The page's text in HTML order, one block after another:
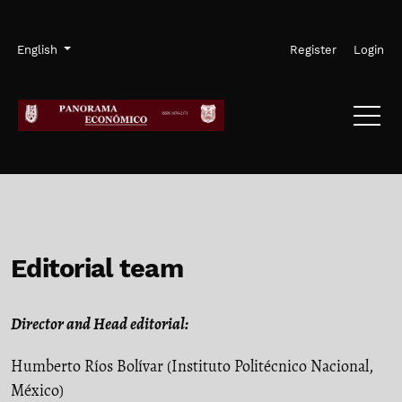
Language
English
Admin menu Register Login
Editorial team
Director and Head editorial:
Humberto Ríos Bolívar (Instituto Politécnico Nacional,
México)